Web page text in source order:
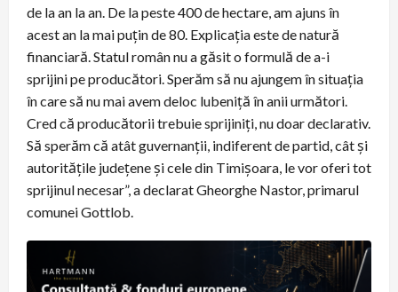
de la an la an. De la peste 400 de hectare, am ajuns în
acest an la mai puțin de 80. Explicația este de natură
financiară. Statul român nu a găsit o formulă de a-i
sprijini pe producători. Sperăm să nu ajungem în situația
în care să nu mai avem deloc lubeniță în anii următori.
Cred că producătorii trebuie sprijiniți, nu doar declarativ.
Să sperăm că atât guvernanții, indiferent de partid, cât și
autoritățile județene și cele din Timișoara, le vor oferi tot
sprijinul necesar”, a declarat Gheorghe Nastor, primarul
comunei Gottlob.